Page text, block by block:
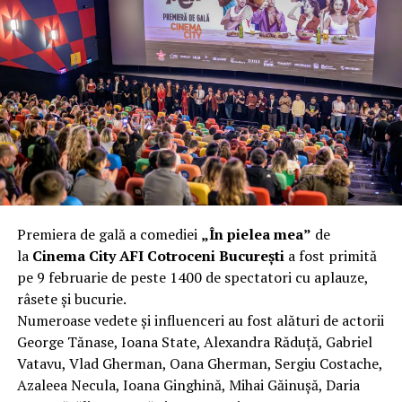
pavilion cu cadru subțire de oțel ieftin s-a strâmbat
complet după o rafală de vânt care probabil nu depășea
40 km/h. Nu s-a prăbușit, dar s-a deformat atât de tare
încât nu a mai putut fi pliat. Proprietarul l-a aruncat la
fier vechi a doua zi. Asta ca să fie clar de la început: nu
vorbim despre preferințe estetice, ci despre
funcționalitate reală.
Aluminiul, pe scurt: ușor,
rezistent la coroziune, dar cu
nuanțe
Aluminiul e materialul care apare primul în conversație
când cineva caută un pavilion ușor. Și pe bună dreptate.
Densitatea aluminiului e de aproximativ 2,7 g/cm³, față
de circa 7,8 g/cm³ pentru oțel. Practic, la un volum
identic, aluminiul cântărește cam o treime din greutatea
Premiera de gală a comediei „În pielea mea” de
la Cinema City AFI Cotroceni Bucureștia fost primită
pe 9 februarie de peste 1400 de spectatori cu aplauze,
râsete și bucurie.
Numeroase vedete și influenceri au fost alături de actorii
George Tănase, Ioana State, Alexandra Răduță, Gabriel
Vatavu, Vlad Gherman, Oana Gherman, Sergiu Costache,
Azaleea Necula, Ioana Ginghină, Mihai Găinușă, Daria